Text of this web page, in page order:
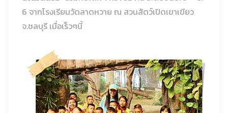
นโยบายคุกกี้
ความปลอดภัย อาชีวอนามัย และสิ่งแวดล้อม
ประกาศเจตนารมณ์และนโยบายด้านสิ่งแวดล้อมเพื่อการเติบโต
Hardness Conversion Table
Chemical Composition
Technical Data
General info
Chemical Composition
เหล็กอัลลอย /เหล็กคาร์บอน
Technical Data
Chemical Composition
General info
Technical Data
6 จากโรงเรียนวัดลาดหวาย ณ สวนสัตว์เปิดเขาเขียว
จ.ชลบุรี เมื่อเร็วๆนี้